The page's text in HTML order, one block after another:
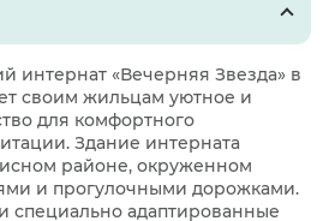
интернат «Вечерняя Звезда» в
своим жильцам уютное и
для комфортного
Здание интерната
районе, окруженном
и прогулочными дорожками.
специально адаптированные